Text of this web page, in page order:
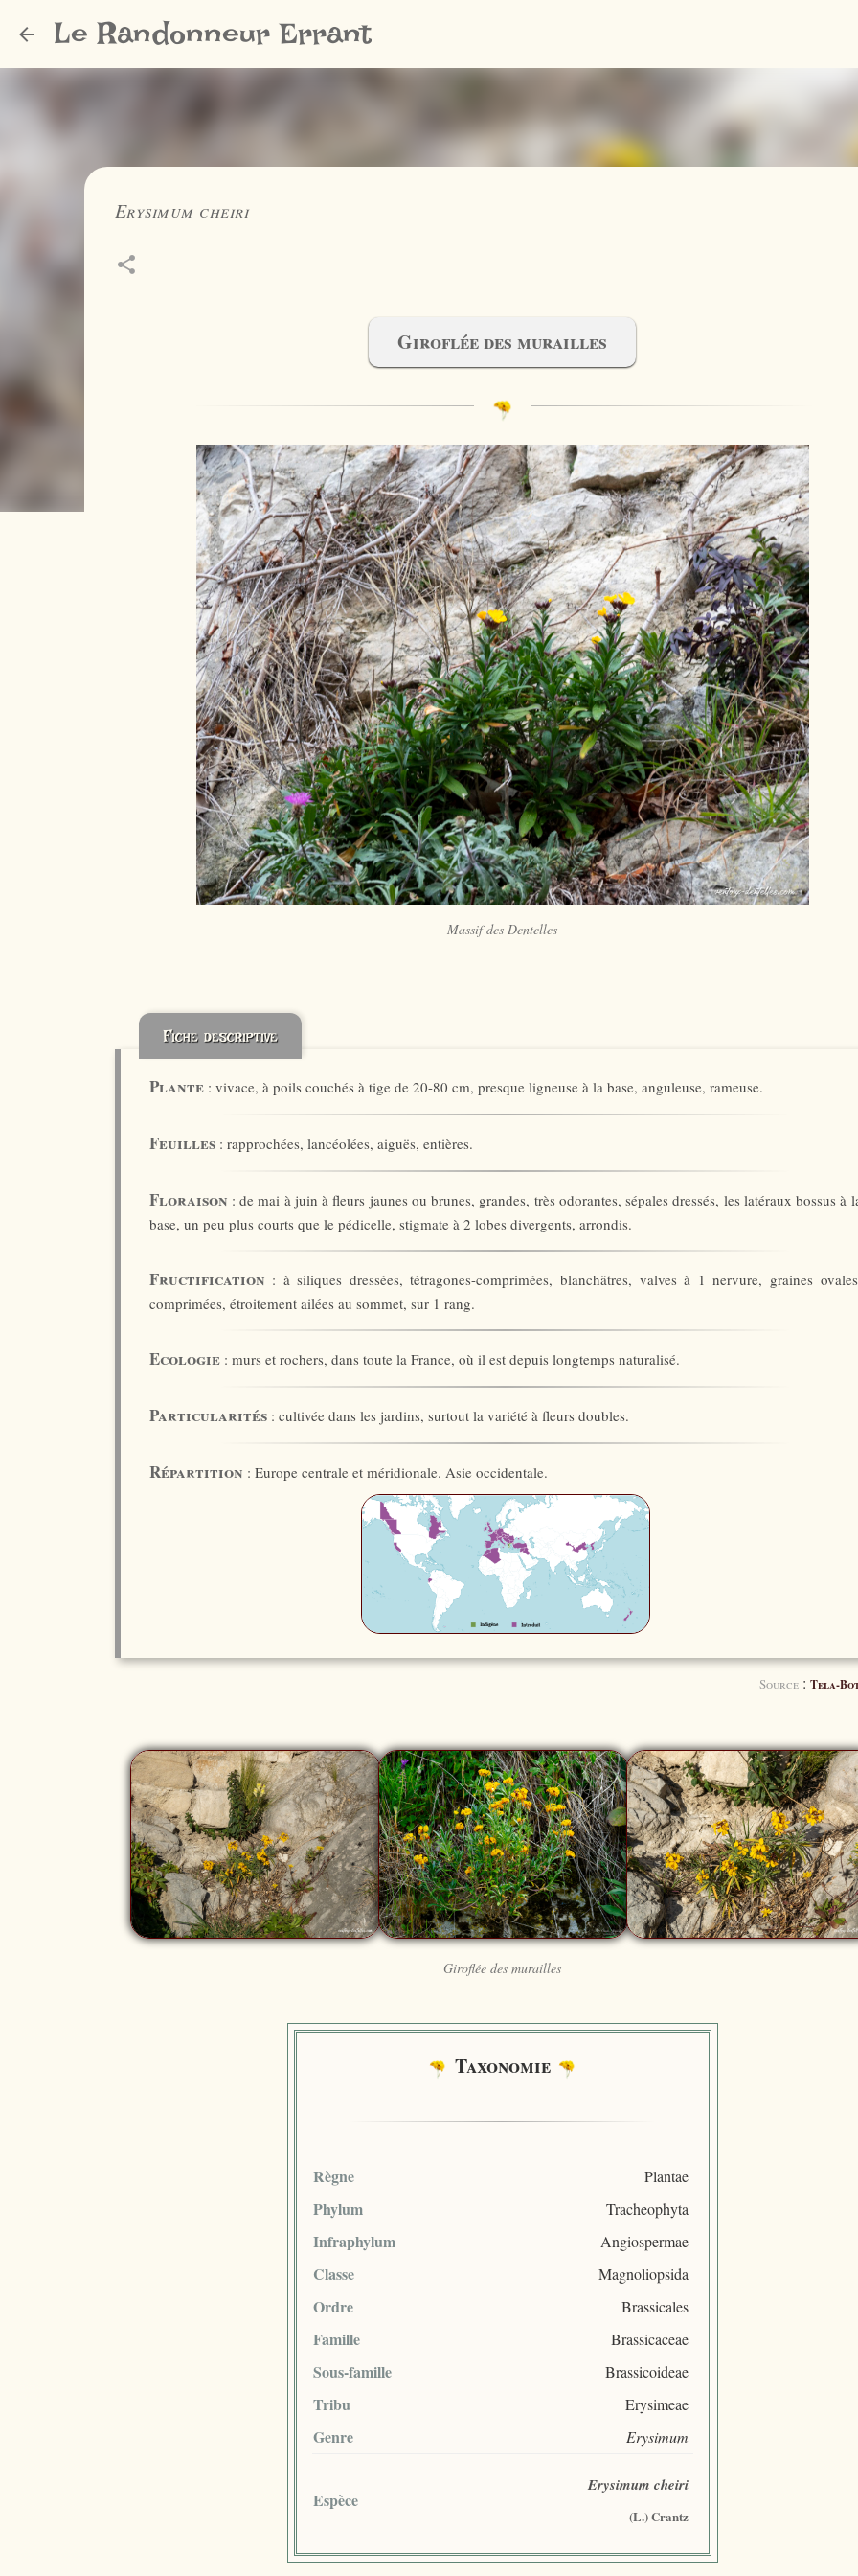
Le Randonneur Errant
Erysimum cheiri
Giroflée des murailles
Massif des Dentelles
Fiche descriptive
Plante: vivace, à poils couchés à tige de 20-80 cm, presque ligneuse à la base, anguleuse, rameuse.
Feuilles: rapprochées, lancéolées, aiguës, entières.
Floraison : de mai à juin à fleurs jaunes ou brunes, grandes, très odorantes, sépales dressés, les latéraux bossus à
base, un peu plus courts que le pédicelle, stigmate à 2 lobes divergents, arrondis.
Fructification : à siliques dressées, tétragones-comprimées, blanchâtres, valves à 1 nervure, graines
comprimées, étroitement ailées au sommet, sur 1 rang.
Ecologie: murs et rochers, dans toute la France, où il est depuis longtemps naturalisé.
Particularités: cultivée dans les jardins, surtout la variété à fleurs doubles.
Répartition : Europe centrale et méridionale. Asie occidentale.
Source: Tela-
Giroflée des murailles
Taxonomie
Règne Plantae
Phylum Tracheophyta
Infraphylum Angiospermae
Classe Magnoliopsida
Ordre Brassicales
Famille Brassicaceae
Sous-famille Brassicoideae
Tribu Erysimeae
Genre Erysimum
Espèce
Erysimum cheiri
(L.) Crantz